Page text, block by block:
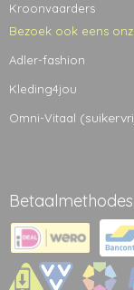
Kroonvaarders
Bezoek ook eens
Adler-fashion
Kleding4jou
Omni-Vitaal
Betaalmethodes